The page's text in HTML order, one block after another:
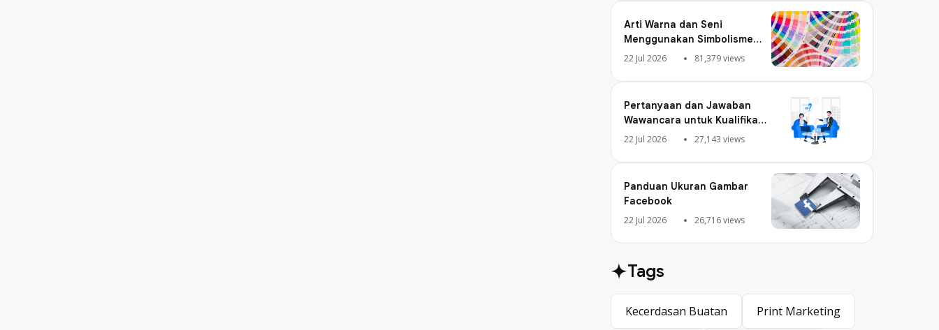
Arti Warna dan Seni
Menggunakan Simbolisme
Warna
22 Jul 2026 81,379 views
Pertanyaan dan Jawaban
Wawancara untuk Kualifikasi
Digital Marketing
22 Jul 2026 27,143 views
Panduan Ukuran Gambar
Facebook
22 Jul 2026 26,716 views
Tags
Kecerdasan Buatan
Print Marketing